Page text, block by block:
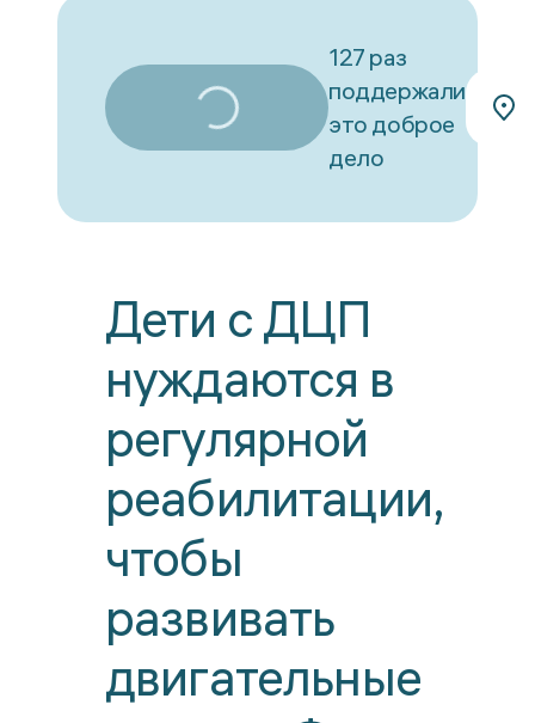
127 раз
поддержали
это доброе
дело
Дети с ДЦП
нуждаются в
регулярной
реабилитации,
чтобы
развивать
двигательные